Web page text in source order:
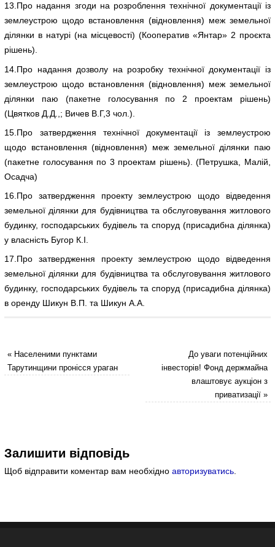
13.Про надання згоди на розроблення технічної документації із
землеустрою щодо встановлення (відновлення) меж земельної
ділянки в натурі (на місцевості) (Кооператив «Янтар» 2 проєкта
рішень).
14.Про надання дозволу на розробку технічної документації із
землеустрою щодо встановлення (відновлення) меж земельної
ділянки паю (пакетне голосування по 2 проектам рішень)
(Цвятков Д.Д.,; Вичев В.Г,3 чол.).
15.Про затвердження технічної документації із землеустрою
щодо встановлення (відновлення) меж земельної ділянки паю
(пакетне голосування по 3 проектам рішень). (Петрушка, Малій,
Осадча)
16.Про затвердження проекту землеустрою щодо відведення
земельної ділянки для будівництва та обслуговування житлового
будинку, господарських будівель та споруд (присадибна ділянка)
у власність Бугор К.І.
17.Про затвердження проекту землеустрою щодо відведення
земельної ділянки для будівництва та обслуговування житлового
будинку, господарських будівель та споруд (присадибна ділянка)
в оренду Шикун В.П. та Шикун А.А.
«Населеними пунктами
Тарутинщини пронісся ураган
До уваги потенційних
інвесторів! Фонд держмайна
влаштовує аукціон з
приватизації»
Залишити відповідь
Щоб відправити коментар вам необхідноавторизуватись